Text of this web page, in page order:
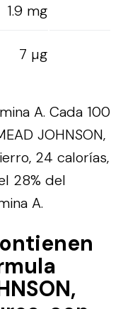
1.9 mg
7 µg
A. Cada 100
JOHNSON,
24 calorías,
28% del
A.